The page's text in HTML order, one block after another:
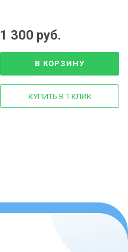
1 300 руб.
В КОРЗИНУ
КУПИТЬ В 1 КЛИК